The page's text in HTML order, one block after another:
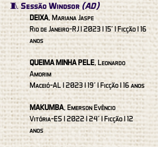
🧵 Sessão Windsor (AD)
DEIXA, Mariana Jaspe
Rio de Janeiro-RJ I 2023 I 15’ I Ficção I 16
anos
QUEIMA MINHA PELE, Leonardo
Amorim
Maceió-AL I 2023 I 19’ I Ficção I 16 anos
MAKUMBA, Emerson Evêncio
Vitória-ES I 2022 I 24’ I Ficção I 12
anos